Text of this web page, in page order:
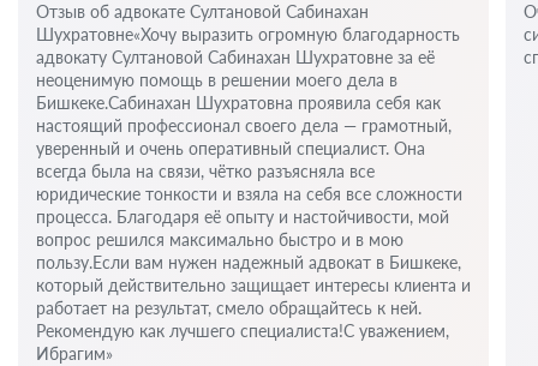
Отзыв об адвокате Султановой Сабинахан
Шухратовне«Хочу выразить огромную благодарность
адвокату Султановой Сабинахан Шухратовне за её
неоценимую помощь в решении моего дела в
Бишкеке.Сабинахан Шухратовна проявила себя как
настоящий профессионал своего дела — грамотный,
уверенный и очень оперативный специалист. Она
всегда была на связи, чётко разъясняла все
юридические тонкости и взяла на себя все сложности
процесса. Благодаря её опыту и настойчивости, мой
вопрос решился максимально быстро и в мою
пользу.Если вам нужен надежный адвокат в Бишкеке,
который действительно защищает интересы клиента и
работает на результат, смело обращайтесь к ней.
Рекомендую как лучшего специалиста!С уважением,
Ибрагим»